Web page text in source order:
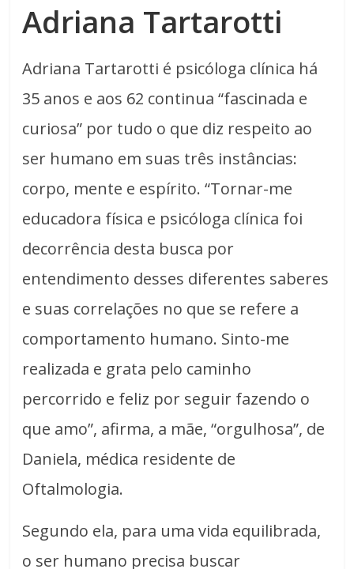
Adriana Tartarotti
Adriana Tartarotti é psicóloga clínica há
35 anos e aos 62 continua “fascinada e
curiosa” por tudo o que diz respeito ao
ser humano em suas três instâncias:
corpo, mente e espírito. “Tornar-me
educadora física e psicóloga clínica foi
decorrência desta busca por
entendimento desses diferentes saberes
e suas correlações no que se refere a
comportamento humano. Sinto-me
realizada e grata pelo caminho
percorrido e feliz por seguir fazendo o
que amo”, afirma, a mãe, “orgulhosa”, de
Daniela, médica residente de
Oftalmologia.
Segundo ela, para uma vida equilibrada,
o ser humano precisa buscar